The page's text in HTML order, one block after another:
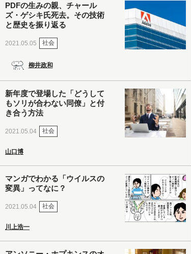
PDFの生みの親、チャール
ズ・ゲシキ氏死去。その技術
と歴史を振り返る
2021.05.05 社会
柳井政和
新年度で登場した「どうして
もソリが合わない同僚」と付
き合う方法
2021.05.04 社会
山口博
マンガでわかる「ウイルスの
変異」ってなに？
2021.05.04 社会
川上浩一